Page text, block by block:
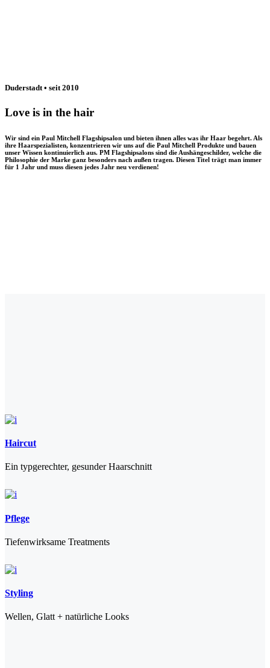
Duderstadt • seit 2010
Love is in the hair
Wir sind ein Paul Mitchell Flagshipsalon und bieten ihnen alles was ihr Haar begehrt. Als
ihre Haarspezialisten, konzentrieren wir uns auf die Paul Mitchell Produkte und bauen
unser Wissen kontinuierlich aus. PM Flagshipsalons sind die Aushängeschilder, welche die
Philosophie der Marke ganz besonders nach außen tragen. Diesen Titel trägt man immer
für 1 Jahr und muss diesen jedes Jahr neu verdienen!
Haircut
Ein typgerechter, gesunder Haarschnitt
Pflege
Tiefenwirksame Treatments
Styling
Wellen, Glatt + natürliche Looks